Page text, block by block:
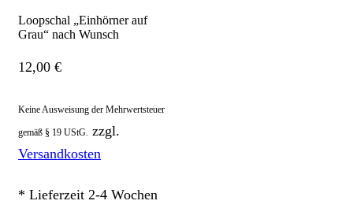
Loopschal „Einhörner auf
Grau“ nach Wunsch
12,00 €
Keine Ausweisung der Mehrwertsteuer
gemäß § 19 UStG. zzgl.
Versandkosten
* Lieferzeit 2-4 Wochen